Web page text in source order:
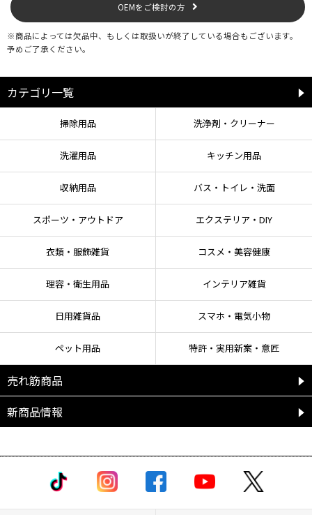
OEMをご検討の方
※商品によっては欠品中、もしくは取扱いが終了している場合もございます。
予めご了承ください。
カテゴリ一覧
掃除用品 洗浄剤・クリーナー
洗濯用品 キッチン用品
収納用品 バス・トイレ・洗面
スポーツ・アウトドア エクステリア・DIY
衣類・服飾雑貨 コスメ・美容健康
理容・衛生用品 インテリア雑貨
日用雑貨品 スマホ・電気小物
ペット用品 特許・実用新案・意匠
売れ筋商品
新商品情報